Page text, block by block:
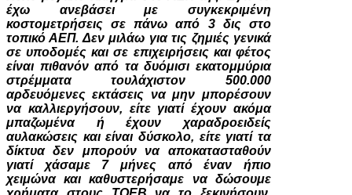
έχω ανεβάσει με συγκεκριμένη
κοστομετρήσεις σε πάνω από 3 δις στο
τοπικό ΑΕΠ. Δεν μιλάω για τις ζημιές γενικά
σε υποδομές και σε επιχειρήσεις και φέτος
είναι πιθανόν από τα δυόμισι εκατομμύρια
στρέμματα τουλάχιστον 500.000
αρδευόμενες εκτάσεις να μην μπορέσουν
να καλλιεργήσουν, είτε γιατί έχουν ακόμα
μπαζωμένα ή έχουν χαραδροειδείς
αυλακώσεις και είναι δύσκολο, είτε γιατί τα
δίκτυα δεν μπορούν να αποκατασταθούν
γιατί χάσαμε 7 μήνες από έναν ήπιο
χειμώνα και καθυστερήσαμε να δώσουμε